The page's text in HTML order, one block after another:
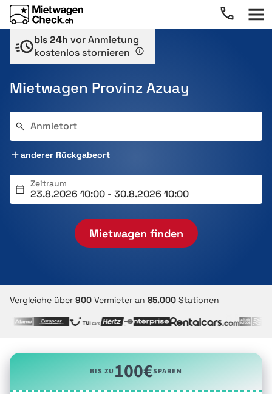
bis 24h vor Anmietung
kostenlos stornieren
Mietwagen Provinz Azuay
Anmietort
anderer Rückgabeort
Zeitraum
Mietwagen finden
Vergleiche über 900 Vermieter an 85.000 Stationen
BIS ZU100€SPAREN